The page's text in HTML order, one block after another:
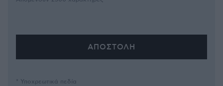
* Υποχρεωτικά πεδία